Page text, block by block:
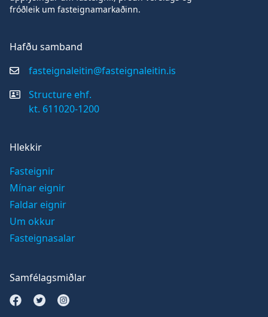
fróðleik um fasteignamarkaðinn.
Hafðu samband
fasteignaleitin@fasteignaleitin.is
Structure ehf.
kt. 611020-1200
Hlekkir
Fasteignir
Mínar eignir
Faldar eignir
Um okkur
Fasteignasalar
Samfélagsmiðlar
Opna Facebook síðu
Opna Twitter síðu
Opna Instagram síðu